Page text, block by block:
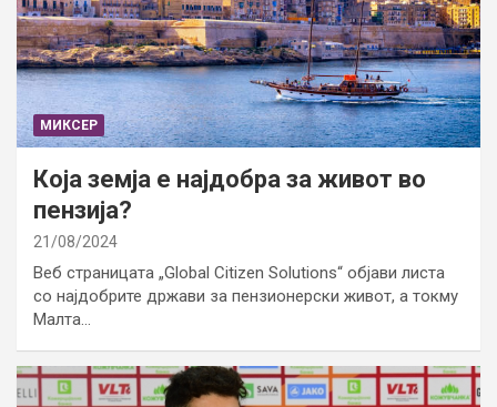
МИКСЕР
Која земја е најдобра за живот во
пензија?
21/08/2024
Веб страницата „Global Citizen Solutions“ објави листа
со најдобрите држави за пензионерски живот, а токму
Малта…